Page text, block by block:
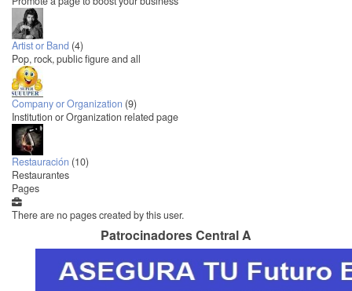
Artist or Band (4)
Pop, rock, public figure and all
Company or Organization (9)
Institution or Organization related page
Restauración (10)
Restaurantes
Pages
There are no pages created by this user.
Patrocinadores Central A